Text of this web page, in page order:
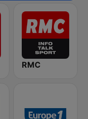
RMC